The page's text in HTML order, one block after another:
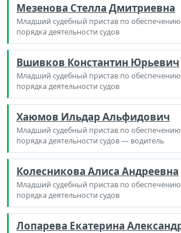
Мезенова Стелла Дмитриевна
Младший судебный пристав по обеспечению
порядка деятельности судов
Вшивков Константин Юрьевич
Младший судебный пристав по обеспечению
порядка деятельности судов
Хаюмов Ильдар Альфидович
Младший судебный пристав по обеспечению
порядка деятельности судов — водитель
Колесникова Алиса Андреевна
Младший судебный пристав по обеспечению
порядка деятельности судов
Лопарева Екатерина